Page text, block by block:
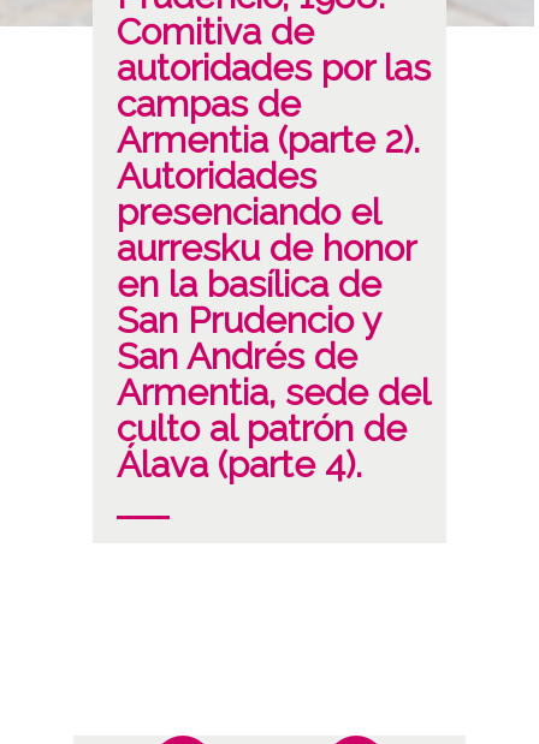
Comitiva de
autoridades por las
campas de
Armentia (parte 2).
Autoridades
presenciando el
aurresku de honor
en la basílica de
San Prudencio y
San Andrés de
Armentia, sede del
culto al patrón de
Álava (parte 4).